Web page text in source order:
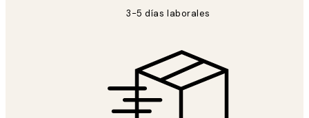
3-5 días laborales